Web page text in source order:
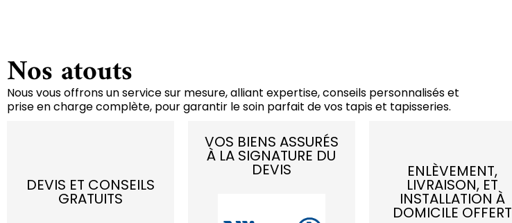
Nos atouts
Nous vous offrons un service sur mesure, alliant expertise, conseils personnalisés et
prise en charge complète, pour garantir le soin parfait de vos tapis et tapisseries.
DEVIS ET CONSEILS
GRATUITS
VOS BIENS ASSURÉS
À LA SIGNATURE DU
DEVIS ENLÈVEMENT,
LIVRAISON, ET
INSTALLATION À
DOMICILE OFFERT